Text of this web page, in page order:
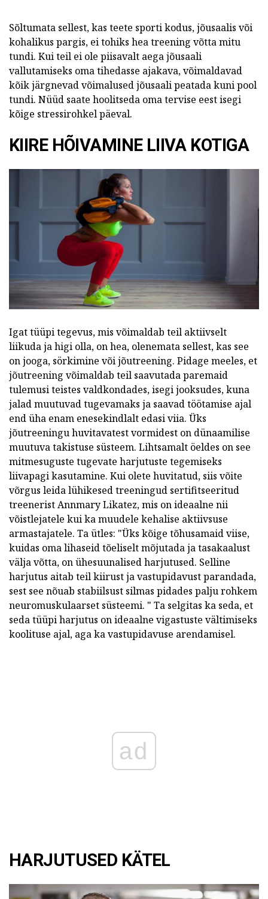
Sõltumata sellest, kas teete sporti kodus, jõusaalis või
kohalikus pargis, ei tohiks hea treening võtta mitu
tundi. Kui teil ei ole piisavalt aega jõusaali
vallutamiseks oma tihedasse ajakava, võimaldavad
kõik järgnevad võimalused jõusaali peatada kuni pool
tundi. Nüüd saate hoolitseda oma tervise eest isegi
kõige stressirohkel päeval.
KIIRE HÕIVAMINE LIIVA KOTIGA
Igat tüüpi tegevus, mis võimaldab teil aktiivselt
liikuda ja higi olla, on hea, olenemata sellest, kas see
on jooga, sörkimine või jõutreening. Pidage meeles, et
jõutreening võimaldab teil saavutada paremaid
tulemusi teistes valdkondades, isegi jooksudes, kuna
jalad muutuvad tugevamaks ja saavad töötamise ajal
end üha enam enesekindlalt edasi viia. Üks
jõutreeningu huvitavatest vormidest on dünaamilise
muutuva takistuse süsteem. Lihtsamalt öeldes on see
mitmesuguste tugevate harjutuste tegemiseks
liivapagi kasutamine. Kui olete huvitatud, siis võite
võrgus leida lühikesed treeningud sertifitseeritud
treenerist Annmary Likatez, mis on ideaalne nii
võistlejatele kui ka muudele kehalise aktiivsuse
armastajatele. Ta ütles: "Üks kõige tõhusamaid viise,
kuidas oma lihaseid tõeliselt mõjutada ja tasakaalust
välja võtta, on ühesuunalised harjutused. Selline
harjutus aitab teil kiirust ja vastupidavust parandada,
sest see nõuab stabiilsust silmas pidades palju rohkem
neuromuskulaarset süsteemi. " Ta selgitas ka seda, et
seda tüüpi harjutus on ideaalne vigastuste vältimiseks
koolituse ajal, aga ka vastupidavuse arendamisel.
ad
HARJUTUSED KÄTEL